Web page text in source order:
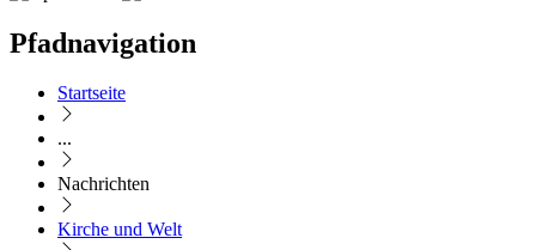
Pfadnavigation
Startseite
...
Nachrichten
Kirche und Welt